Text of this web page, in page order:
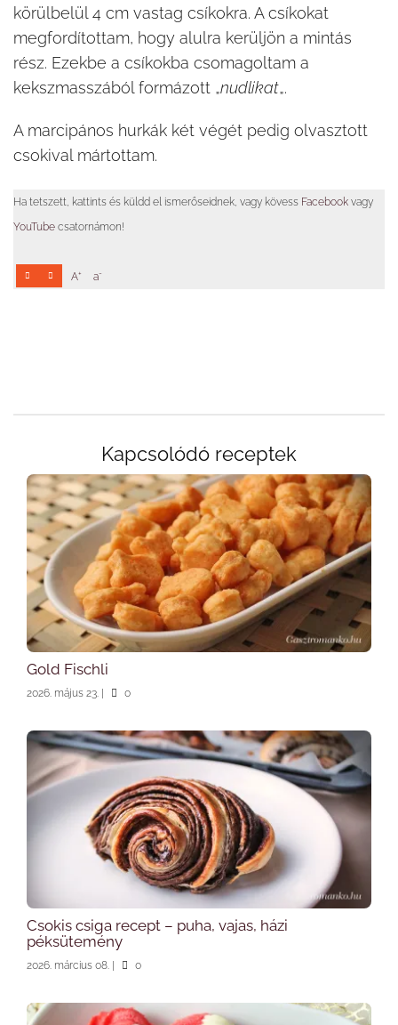
körülbelül 4 cm vastag csíkokra. A csíkokat
megfordítottam, hogy alulra kerüljön a mintás
rész. Ezekbe a csíkokba csomagoltam a
kekszmasszából formázott „nudlikat„.
A marcipános hurkák két végét pedig olvasztott
csokival mártottam.
Ha tetszett, kattints és küldd el ismerőseidnek, vagy kövess Facebook vagy
YouTube csatornámon!
A+ a-
Kapcsolódó receptek
Gold Fischli
2026. május 23. | 0
Csokis csiga recept – puha, vajas, házi
péksütemény
2026. március 08. | 0